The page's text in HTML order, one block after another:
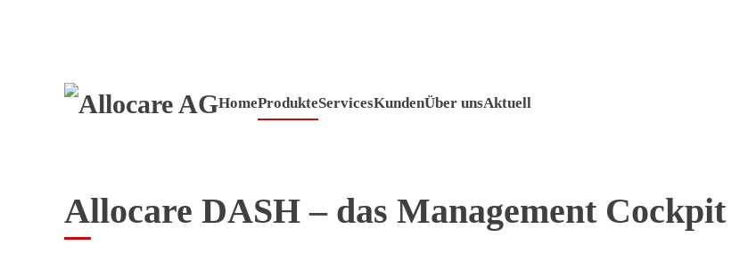
HomeProdukteServicesKundenÜber unsAktuell
Allocare DASH – das Management Cockpit